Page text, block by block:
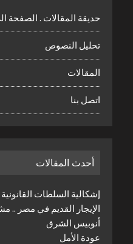
حديقة المقالات . الصفحة
تحليل النصوص
المقالات
اتصل بنا
أحدث المقالات
إشكالية السلطات
الإيجار القديم في مصر ..
أنوبيس الشرق
عودة الأمل